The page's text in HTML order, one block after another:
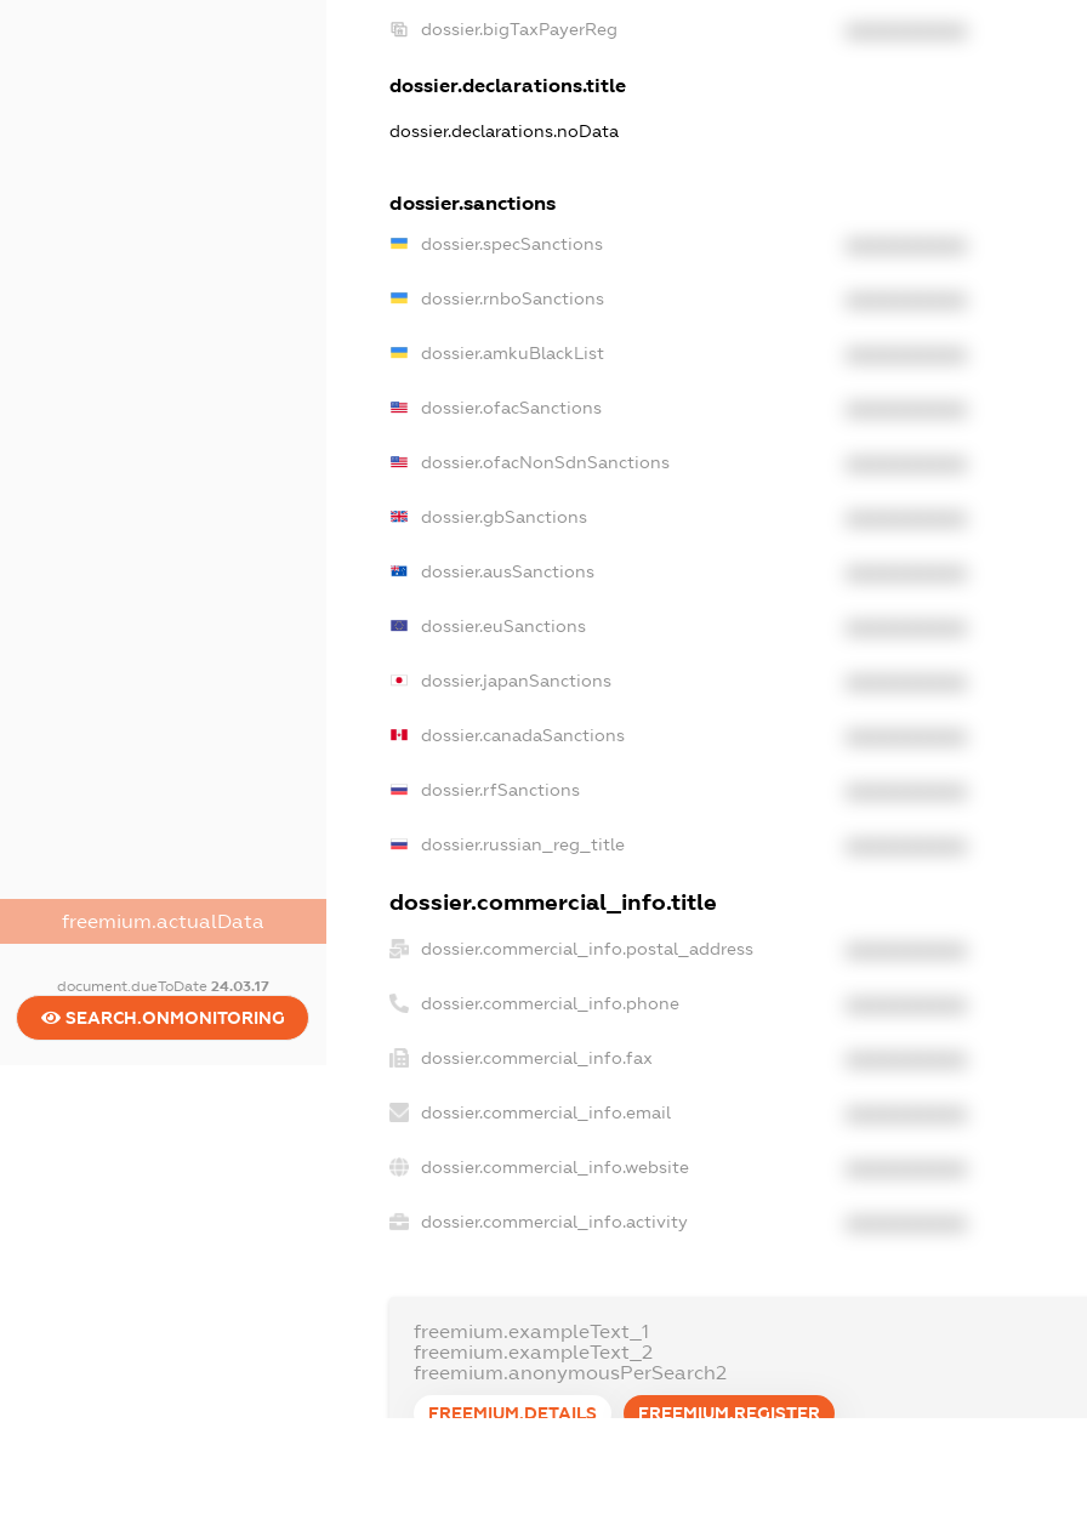
freemium.actualData
document.dueToDate 24.03.17
SEARCH.ONMONITORING
dossier.bigTaxPayerReg
dossier.declarations.title
dossier.declarations.noData
dossier.sanctions
dossier.specSanctions
dossier.rnboSanctions
dossier.amkuBlackList
dossier.ofacSanctions
dossier.ofacNonSdnSanctions
dossier.gbSanctions
dossier.ausSanctions
dossier.euSanctions
dossier.japanSanctions
dossier.canadaSanctions
dossier.rfSanctions
dossier.russian_reg_title
dossier.commercial_info.title
dossier.commercial_info.postal_address
dossier.commercial_info.phone
dossier.commercial_info.fax
dossier.commercial_info.email
dossier.commercial_info.website
dossier.commercial_info.activity
freemium.exampleText_1
freemium.exampleText_2
freemium.anonymousPerSearch2
FREEMIUM.DETAILS FREEMIUM.REGISTER